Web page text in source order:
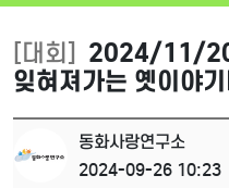
[대회] 2024/11/
잊혀져가는 옛이야
동화사랑연구소
2024-09-26 10:23